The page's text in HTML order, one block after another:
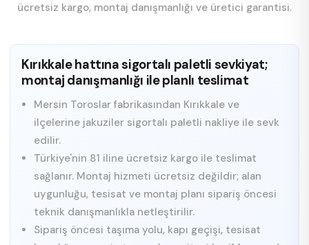
ücretsiz kargo, montaj danışmanlığı ve üretici garantisi.
Kırıkkale hattına sigortalı paletli sevkiyat;
montaj danışmanlığı ile planlı teslimat
Mersin Toroslar fabrikasından Kırıkkale ve
ilçelerine jakuziler sigortalı paletli nakliye ile sevk
edilir.
Türkiye'nin 81 iline ücretsiz kargo ile teslimat
sağlanır. Montaj hizmeti ücretsiz değildir; alan
uygunluğu, tesisat ve montaj planı sipariş öncesi
teknik danışmanlıkla netleştirilir.
Sipariş öncesi taşıma yolu, kapı geçişi, tesisat